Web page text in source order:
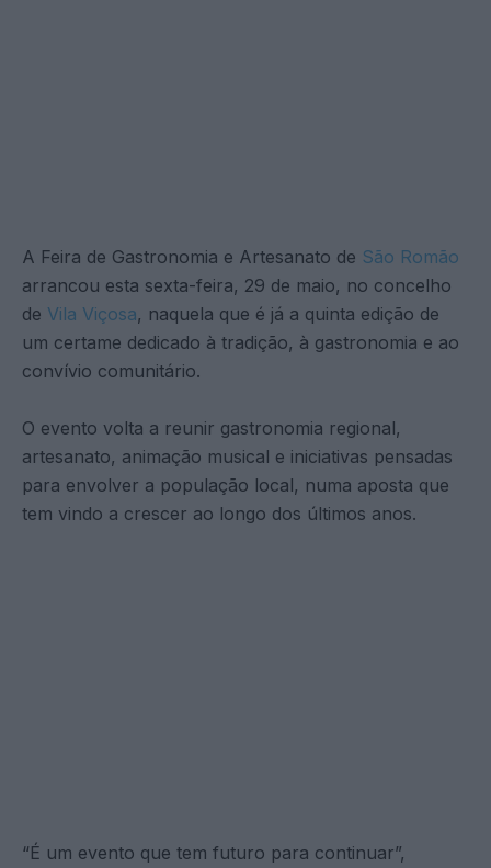
A Feira de Gastronomia e Artesanato de São Romão
arrancou esta sexta-feira, 29 de maio, no concelho
de Vila Viçosa, naquela que é já a quinta edição de
um certame dedicado à tradição, à gastronomia e ao
convívio comunitário.
O evento volta a reunir gastronomia regional,
artesanato, animação musical e iniciativas pensadas
para envolver a população local, numa aposta que
tem vindo a crescer ao longo dos últimos anos.
“É um evento que tem futuro para continuar”,